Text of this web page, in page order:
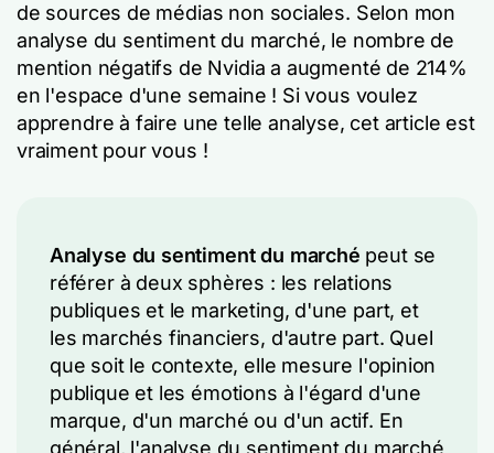
de sources de médias non sociales. Selon mon
analyse du sentiment du marché, le nombre de
mention négatifs de Nvidia a augmenté de 214%
en l'espace d'une semaine ! Si vous voulez
apprendre à faire une telle analyse, cet article est
vraiment pour vous !
Analyse du sentiment du marché peut se
référer à deux sphères : les relations
publiques et le marketing, d'une part, et
les marchés financiers, d'autre part. Quel
que soit le contexte, elle mesure l'opinion
publique et les émotions à l'égard d'une
marque, d'un marché ou d'un actif. En
général, l'analyse du sentiment du marché